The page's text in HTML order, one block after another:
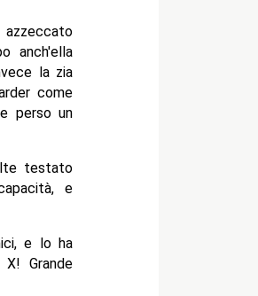
anch'ella
la zia
come
perso un
testato
e
e lo ha
Grande